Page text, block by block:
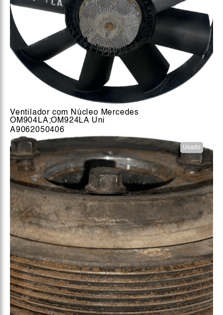
Ventilador com Núcleo Mercedes
OM904LA;OM924LA Uni
A9062050406
Usado